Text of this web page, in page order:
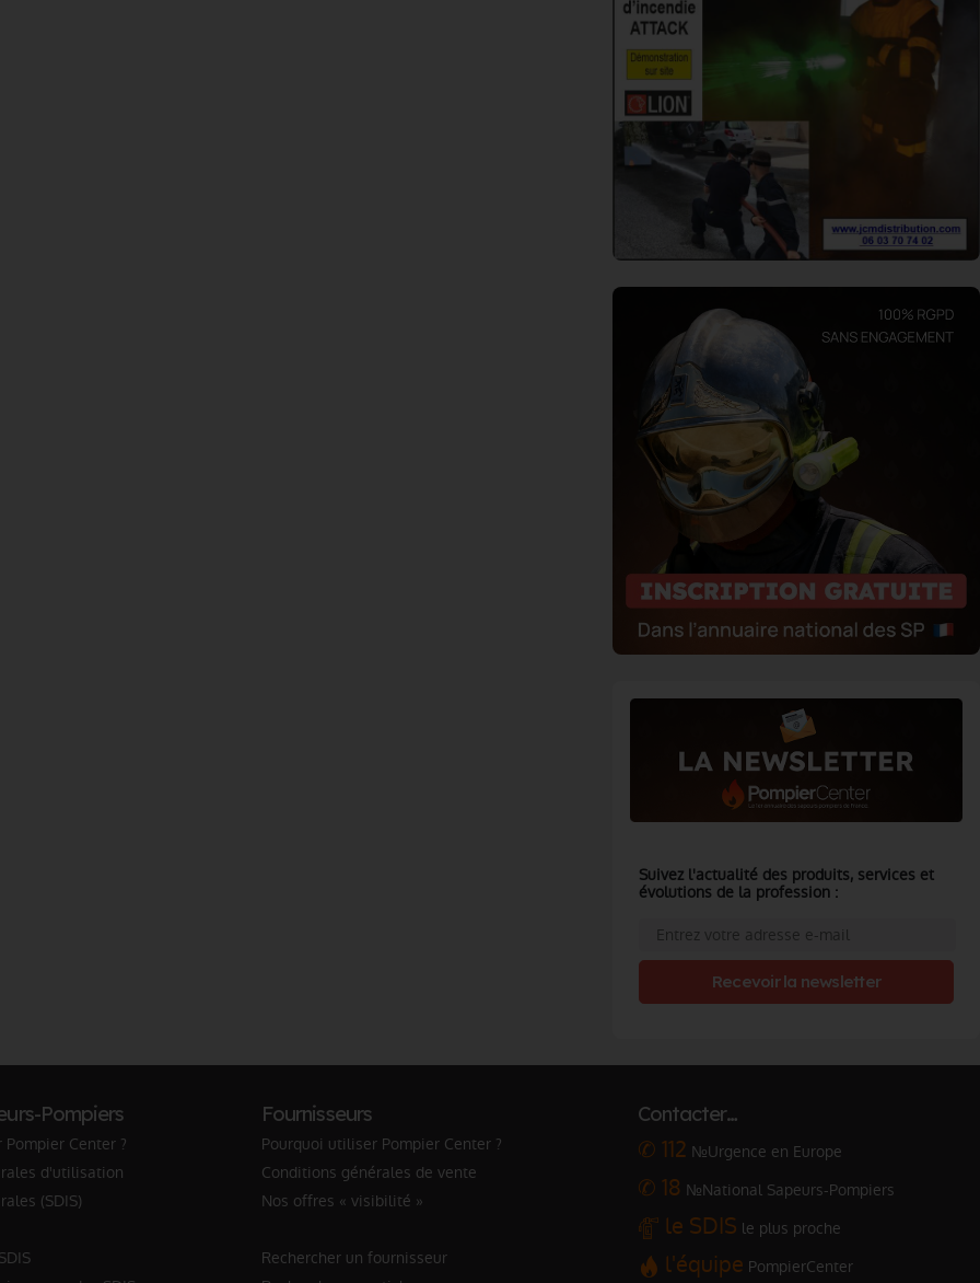
Suivez l'actualité des produits, services et
évolutions de la profession :
Recevoir la newsletter
Pompiers
Center ?
d'utilisation
(SDIS)
Fournisseurs
Pourquoi utiliser Pompier Center ?
Conditions générales de vente
Nos offres « visibilité »
Rechercher un fournisseur
Contacter…
✆ 112 №Urgence en Europe
✆ 18 №National Sapeurs-Pompiers
le SDIS le plus proche
l'équipe PompierCenter